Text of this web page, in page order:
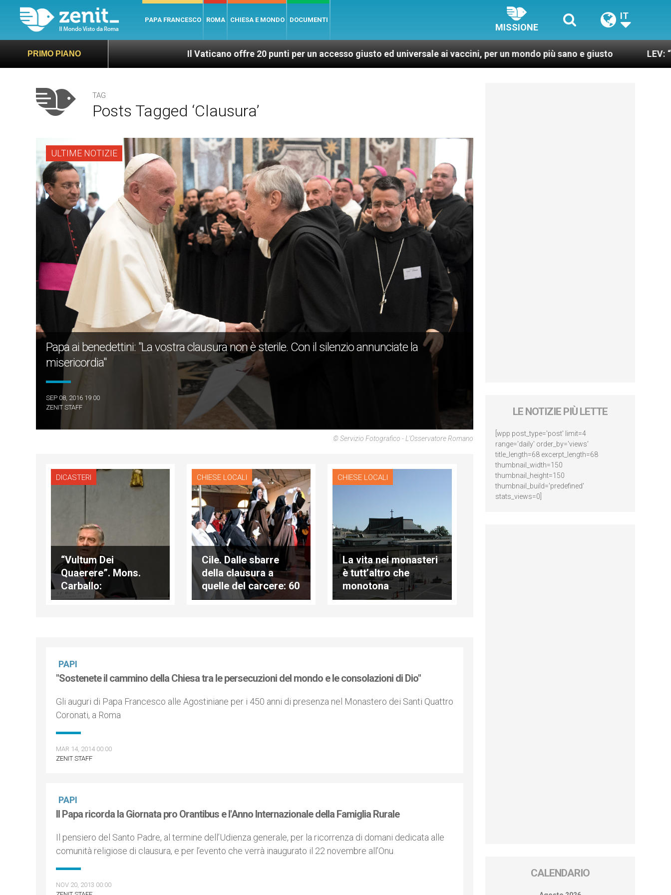
PAPA FRANCESCO ROMA CHIESA E MONDO DOCUMENTI
MISSIONE
IT
PRIMO PIANO Il Vaticano offre 20 punti per un accesso giusto ed universale ai vaccini, per un mondo più sano e giusto LEV: “Papa
TAG
Posts Tagged ‘clausura’
ULTIME NOTIZIE
Papa ai benedettini: "La vostra clausura non è sterile. Con il silenzio annunciate la
misericordia"
SEP 08, 2016 19:00
ZENIT STAFF
© Servizio Fotografico - L'Osservatore Romano
DICASTERI
“Vultum Dei
Quaerere”. Mons.
Carballo:
“Documento che
CHIESE LOCALI
Cile. Dalle sbarre
della clausura a
quelle del carcere: 60
suore incontrano 60
CHIESE LOCALI
La vita nei monasteri
è tutt’altro che
monotona
PAPI
"Sostenete il cammino della Chiesa tra le persecuzioni del mondo e le consolazioni di Dio"
Gli auguri di Papa Francesco alle Agostiniane per i 450 anni di presenza nel Monastero dei Santi Quattro
Coronati, a Roma
MAR 14, 2014 00:00
ZENIT STAFF
PAPI
Il Papa ricorda la Giornata pro Orantibus e l'Anno Internazionale della Famiglia Rurale
Il pensiero del Santo Padre, al termine dell’Udienza generale, per la ricorrenza di domani dedicata alle
comunità religiose di clausura, e per l’evento che verrà inaugurato il 22 novembre all’Onu
NOV 20, 2013 00:00
LE NOTIZIE PIÙ LETTE
[wpp post_type='post' limit=4
range='daily' order_by='views'
title_length=68 excerpt_length=68
thumbnail_width=150
thumbnail_height=150
thumbnail_build='predefined'
stats_views=0]
CALENDARIO